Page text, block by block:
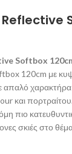
Softbox
120cm με
χαρακτήρα
και
πιο
σκιές στο